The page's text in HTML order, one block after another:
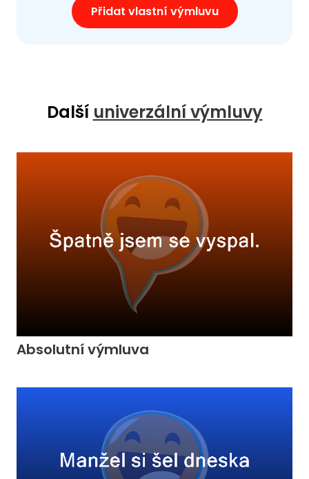
Přidat vlastní výmluvu
Další univerzální výmluvy
Absolutní výmluva